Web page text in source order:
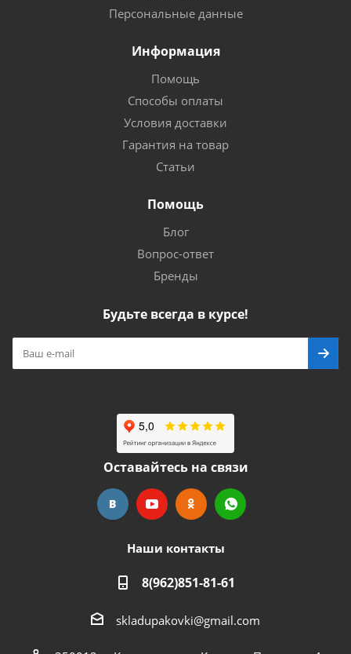
Персональные данные
Информация
Помощь
Способы оплаты
Условия доставки
Гарантия на товар
Статьи
Помощь
Блог
Вопрос-ответ
Бренды
Будьте всегда в курсе!
Оставайтесь на связи
Наши контакты
8(962)851-81-61
skladupakovki@gmail.com